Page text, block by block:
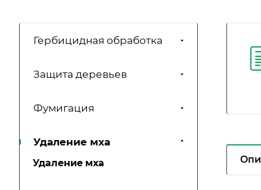
Гербицидная обработка
Защита деревьев
Фумигация
Удаление мха
Удаление мха